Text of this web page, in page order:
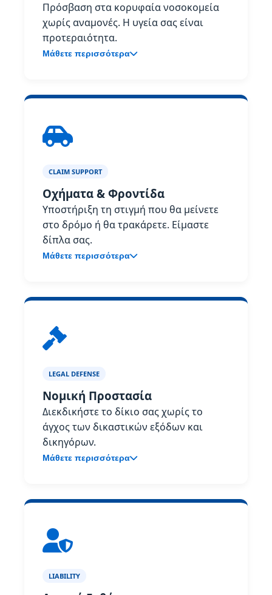
Πρόσβαση στα κορυφαία νοσοκομεία
χωρίς αναμονές. Η υγεία σας είναι
προτεραιότητα.
Μάθετε περισσότερα
CLAIM SUPPORT
Οχήματα & Φροντίδα
Υποστήριξη τη στιγμή που θα μείνετε
στο δρόμο ή θα τρακάρετε. Είμαστε
δίπλα σας.
Μάθετε περισσότερα
LEGAL DEFENSE
Νομική Προστασία
Διεκδικήστε το δίκιο σας χωρίς το
άγχος των δικαστικών εξόδων και
δικηγόρων.
Μάθετε περισσότερα
LIABILITY